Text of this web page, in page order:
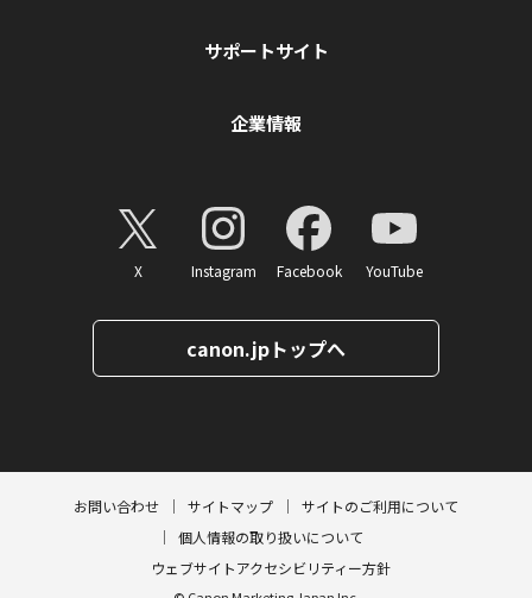
サポートサイト
企業情報
X Instagram Facebook YouTube
canon.jpトップへ
お問い合わせ サイトマップ
サイトのご利用について
個人情報の取り扱いについて
ウェブサイトアクセシビリティー方針